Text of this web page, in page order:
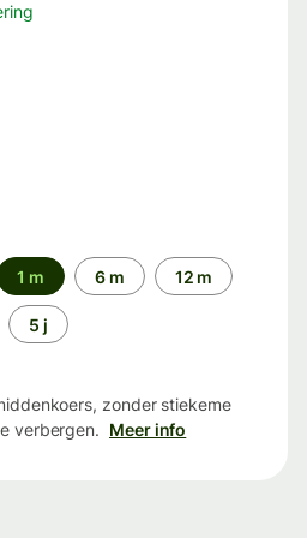
1 m 6 m 12 m
5 j
zonder stiekeme
verbergen. Meer info